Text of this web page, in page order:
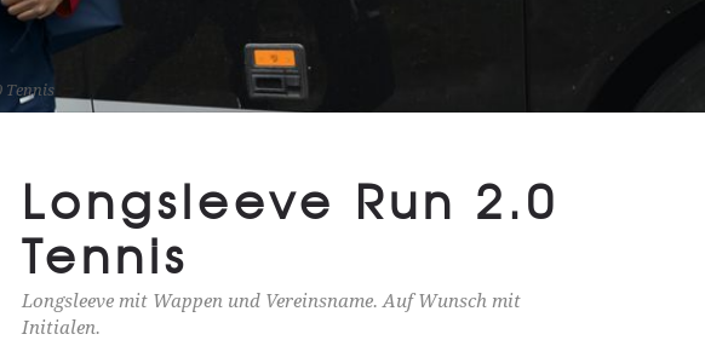
Tennis
Longsleeve Run 2.0
Tennis
Longsleeve mit Wappen und Vereinsname. Auf Wunsch mit
Initialen.